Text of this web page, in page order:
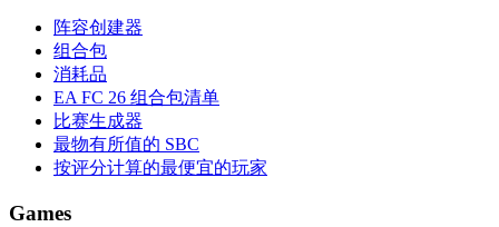
阵容创建器
组合包
消耗品
EA FC 26 组合包清单
比赛生成器
最物有所值的 SBC
按评分计算的最便宜的玩家
Games